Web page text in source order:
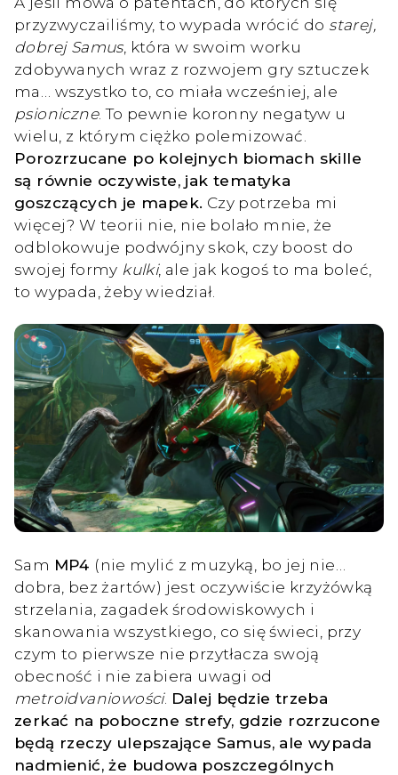
przyzwyczailiśmy, to wypada wrócić do starej,
dobrej Samus, która w swoim worku
zdobywanych wraz z rozwojem gry sztuczek
ma… wszystko to, co miała wcześniej, ale
psioniczne. To pewnie koronny negatyw u
wielu, z którym ciężko polemizować.
Porozrzucane po kolejnych biomach skille
są równie oczywiste, jak tematyka
goszczących je mapek. Czy potrzeba mi
więcej? W teorii nie, nie bolało mnie, że
odblokowuje podwójny skok, czy boost do
swojej formy kulki, ale jak kogoś to ma boleć,
to wypada, żeby wiedział.
Sam MP4 (nie mylić z muzyką, bo jej nie…
dobra, bez żartów) jest oczywiście krzyżówką
strzelania, zagadek środowiskowych i
skanowania wszystkiego, co się świeci, przy
czym to pierwsze nie przytłacza swoją
obecność i nie zabiera uwagi od
metroidvaniowości. Dalej będzie trzeba
zerkać na poboczne strefy, gdzie rozrzucone
będą rzeczy ulepszające Samus, ale wypada
nadmienić, że budowa poszczególnych